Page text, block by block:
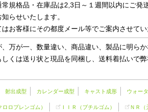
規格品・在庫品は2,3日～１週間以内にご発
らせいたします。
お客様にその都度メール等でご案内させてい
万が一、数量違い、商品違い、製品に明ら
くは送り状と現品を同梱し、送料着払いで
射出成型 カレンダー成型 キャスト成形 ウォー
ロロプレンゴム） ＩＩＲ（ブチルゴム） ＮＲ（